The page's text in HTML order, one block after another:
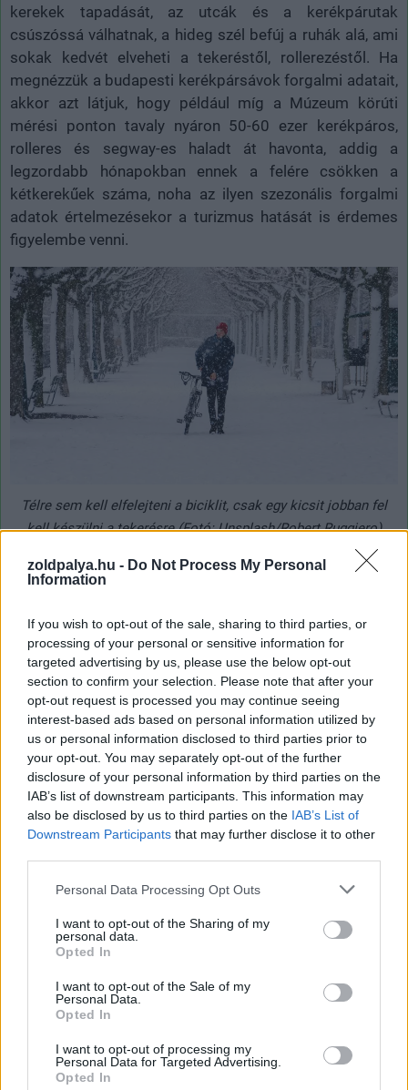
zoldpalya.hu - Do Not Process My Personal
Information
If you wish to opt-out of the sale, sharing to third parties, or
processing of your personal or sensitive information for
targeted advertising by us, please use the below opt-out
section to confirm your selection. Please note that after your
opt-out request is processed you may continue seeing
interest-based ads based on personal information utilized by
us or personal information disclosed to third parties prior to
your opt-out. You may separately opt-out of the further
disclosure of your personal information by third parties on the
IAB’s list of downstream participants. This information may
also be disclosed by us to third parties on the IAB’s List of
Downstream Participants that may further disclose it to other
Please note that this website/app uses one or more Google
not limited to your visit or usage behaviour. You may click to
grant or deny consent to Google and its third-party tags to
use your data for below specified purposes in below Google
consent section.
Personal Data Processing Opt Outs
I want to opt-out of the Sharing of my
personal data.
Opted In
I want to opt-out of the Sale of my
Personal Data.
Opted In
I want to opt-out of processing my
Personal Data for Targeted Advertising.
Opted In
kerekek tapadását, az utcák és a kerékpárutak
csúszóssá válhatnak, a hideg szél befúj a ruhák alá, ami
sokak kedvét elveheti a tekeréstől, rollerezéstől. Ha
megnézzük a budapesti kerékpársávok forgalmi adatait,
akkor azt látjuk, hogy például míg a Múzeum körúti
mérési ponton tavaly nyáron 50-60 ezer kerékpáros,
rolleres és segway-es haladt át havonta, addig a
legzordabb hónapokban ennek a felére csökken a
kétkerekűek száma, noha az ilyen szezonális forgalmi
adatok értelmezésekor a turizmus hatását is érdemes
figyelembe venni.
Télre sem kell elfelejteni a biciklit, csak egy kicsit jobban fel
kell készülni a tekerésre (Fotó: Unsplash/Robert Ruggiero)
BKK adatai szerinta Budapesten elhelyezett 4 mérési
októberben 209 ezren haladtak át. A közösségi
kerékpárt használók számában nincsen lényeges
visszaesés a hideg idő beköszöntével: míg júniusban
havonta 366 ezer, addig idén októberben több mint 330
ezer utazát bonyolítottak le ezen a módon - ezzel csak
októberben 46 ezer liter benzint spóroltak meg a
kerékpárhasználók.
A kerékpározók ráadásul egyre elszántabbak: a BUBI-val
tavaly októberben megtett száma 56 százalékkal nőtt
idén ősszel. Persze az igazi tél még előttünk van,
ekkor is több tízezren - a közösségi kerékpárokat.
mikromobilitási eszközöket használni, valójában
pusztán egy picit több odafigyelést és tervezést jelent,
jeget kapirgálnunk róla induláskor, érkezéskor
parkolóhelyet keresni, majd fizetni érte, a célunkig visz